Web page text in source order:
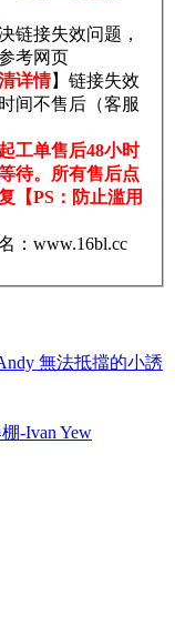
链接失效问题，
考网页
详情】链接失效
间不售后（客服
工单售后48小时
待。所有售后点
【PS：防止滥用
：www.16bl.cc
無法抵擋的小誘
-Ivan Yew